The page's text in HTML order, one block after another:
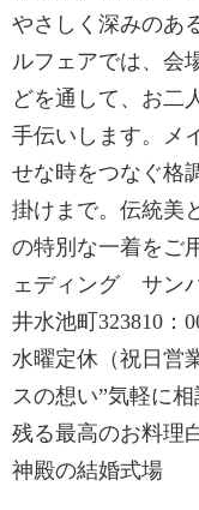
やさしく深みのあ
ルフェアでは、会
どを通して、お二
手伝いします。メ
せな時をつなぐ格
掛けまで。伝統美
の特別な一着をご
ェディング サン
井水池町323810：
水曜定休（祝日営
スの想い”気軽に
残る最高のお料理
神殿の結婚式場